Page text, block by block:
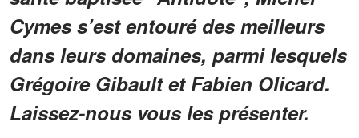
Cymes s’est entouré des meilleurs
dans leurs domaines, parmi lesquels
Grégoire Gibault et Fabien Olicard.
Laissez-nous vous les présenter.